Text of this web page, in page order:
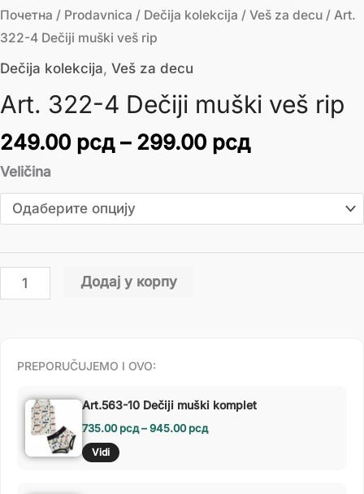
Почетна / Prodavnica / Dečija kolekcija / Veš za decu / Art.
322-4 Dečiji muški veš rip
Dečija kolekcija, Veš za decu
Art. 322-4 Dečiji muški veš rip
249.00 рсд – 299.00 рсд
Veličina
Додај у корпу
PREPORUČUJEMO I OVO:
Art.563-10 Dečiji muški komplet
735.00рсд–945.00рсд
Vidi